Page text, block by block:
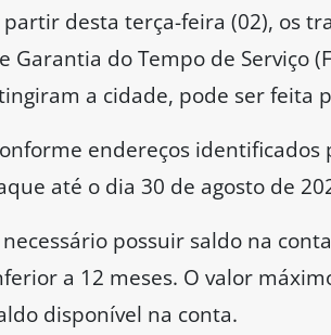
partir desta terça-feira (02), os
Garantia do Tempo de Serviço
a cidade, pode ser feita
endereços
até o dia 30 de agosto de
necessário possuir saldo na
a 12 meses. O valor
disponível na conta.